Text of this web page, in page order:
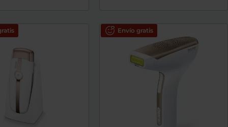
Envío gratis